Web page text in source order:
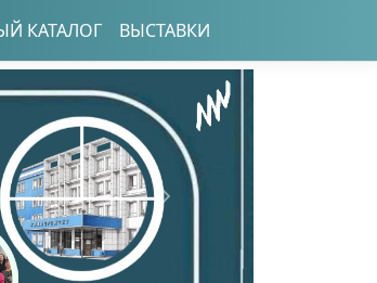
КАТАЛОГ ВЫСТАВКИ
Следующий